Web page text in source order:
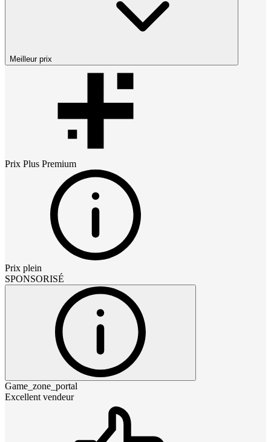
Meilleur prix
Prix Plus Premium
Prix plein
SPONSORISÉ
Game_zone_portal
Excellent vendeur